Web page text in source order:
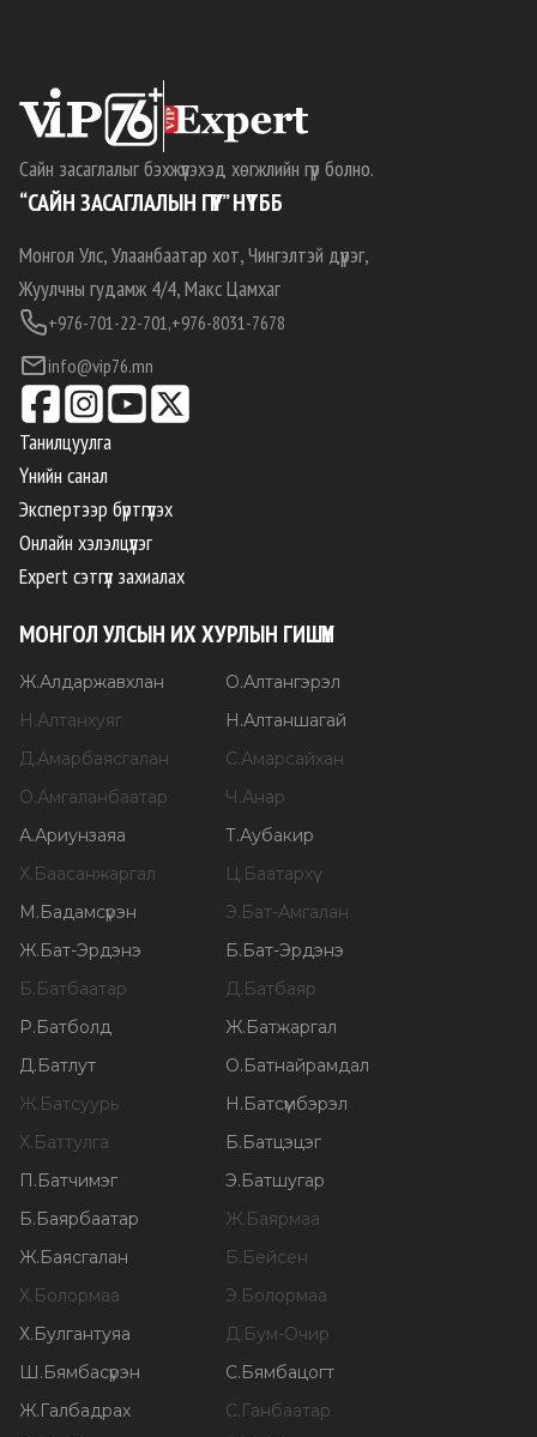
Сайн засаглалыг бэхжүүлэхэд хөгжлийн гүүр болно.
“САЙН ЗАСАГЛАЛЫН ГҮҮР” НҮТББ
Монгол Улс, Улаанбаатар хот, Чингэлтэй дүүрэг,
Жуулчны гудамж 4/4, Макс Цамхаг
+976-701-22-701,+976-8031-7678
info@vip76.mn
Танилцуулга
Үнийн санал
Экспертээр бүртгүүлэх
Онлайн хэлэлцүүлэг
Expert сэтгүүл захиалах
МОНГОЛ УЛСЫН ИХ ХУРЛЫН ГИШҮҮН
Ж.Алдаржавхлан О.Алтангэрэл
Н .Алтанхуяг Н .Алтаншагай
Д.Амарбаясгалан С.Амарсайхан
О.Амгаланбаатар Ч .Анар
А.Ариунзаяа Т.Аубакир
Х. Баасанжаргал Ц. Баатархүү
М . Бадамсүрэн Э. Бат-Амгалан
Ж. Бат-Эрдэнэ Б. Бат-Эрдэнэ
Б. Батбаатар Д. Батбаяр
Р. Батболд Ж. Батжаргал
Д. Батлут О. Батнайрамдал
Ж. Батсуурь Н . Батсүмбэрэл
Х. Баттулга Б. Батцэцэг
П . Батчимэг Э. Батшугар
Б. Баярбаатар Ж. Баярмаа
Ж. Баясгалан Б. Бейсен
Х. Болормаа Э. Болормаа
Х. Булгантуяа Д. Бум-Очир
Ш . Бямбасүрэн С. Бямбацогт
Ж. Галбадрах С. Ганбаатар